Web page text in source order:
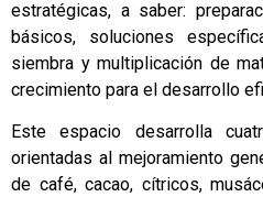
estratégicas, a saber:
básicos, soluciones
siembra y multiplicación de
crecimiento para el desarrollo
Este espacio desarrolla
orientadas al mejoramiento
de café, cacao, cítricos,